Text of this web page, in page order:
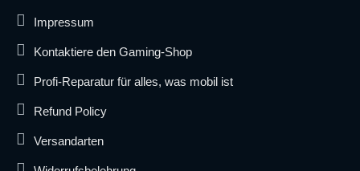
Impressum
Kontaktiere den Gaming-Shop
Profi-Reparatur für alles, was mobil ist
Refund Policy
Versandarten